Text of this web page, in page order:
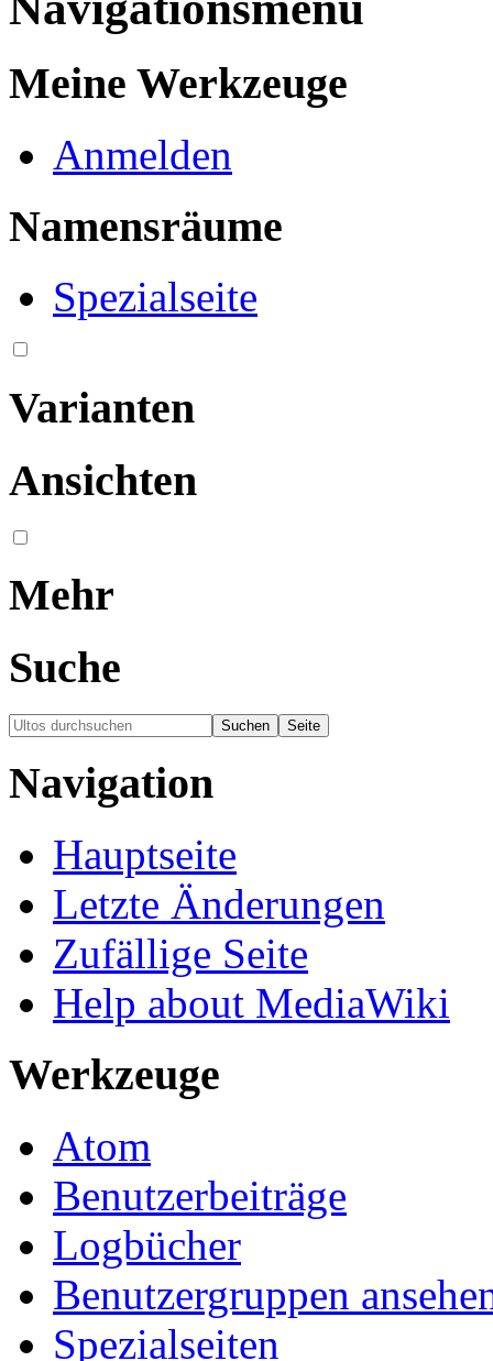
Meine Werkzeuge
Anmelden
Namensräume
Spezialseite
Varianten
Ansichten
Mehr
Suche
Navigation
Hauptseite
Letzte Änderungen
Zufällige Seite
Help about MediaWiki
Werkzeuge
Atom
Benutzerbeiträge
Logbücher
Benutzergruppen
Spezialseiten